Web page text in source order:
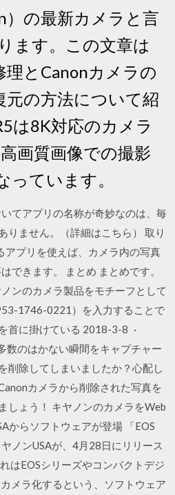
）の最新カメラと言
ます。この文章は
理とCanonカメラの
元の方法について紹
は8K対応のカメラ
画質画像での撮影
っています。
てアプリの名称が奇妙なのは、毎
りません。（詳細はこちら） 取り
プリを使えば、カメラ内の写真
できます。 まとめ まとめです。
ンのカメラ製品をモチーフとして
1746-0221）を入力することで
首に掛けている 2018-3-8 ·
数のはかない瞬間をキャプチャー
削除してしまいましたか？心配し
カメラから削除された写真を
しょう！ キヤノンのカメラをWeb
からソフトウェアが登場 「EOS
ノンUSAが、4月28日にリリース
はEOSシリーズやコンパクトデジ
メラ化するという、ソフトウェア